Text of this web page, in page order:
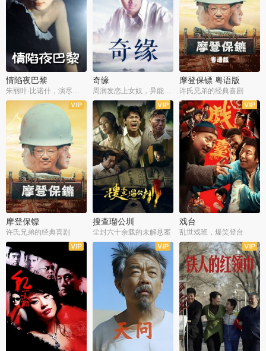
情陷夜巴黎
朱丽叶·比诺什，演尽失爱之痛
奇缘
周润发恋上女奴，异能护体战邪派
摩登保镖 粤语版
许氏兄弟的经典喜剧
摩登保镖
许氏兄弟的经典喜剧
搜查瑠公圳
尘封六十余载的未解悬案
戏台
乱世戏班，爆笑登台